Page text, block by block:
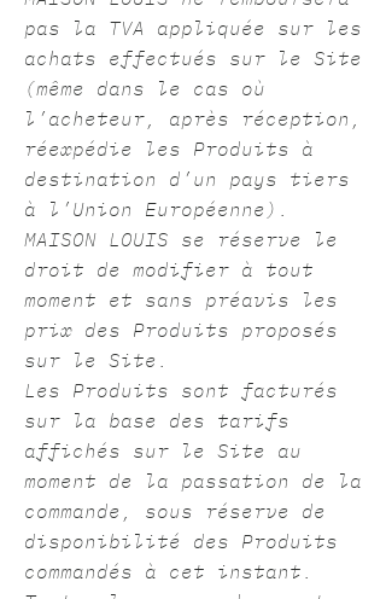
pas la TVA appliquée sur les
achats effectués sur le Site
(même dans le cas où
l’acheteur, après réception,
réexpédie les Produits à
destination d’un pays tiers
à l’Union Européenne).
MAISON LOUIS se réserve le
droit de modifier à tout
moment et sans préavis les
prix des Produits proposés
sur le Site.
Les Produits sont facturés
sur la base des tarifs
affichés sur le Site au
moment de la passation de la
commande, sous réserve de
disponibilité des Produits
commandés à cet instant.